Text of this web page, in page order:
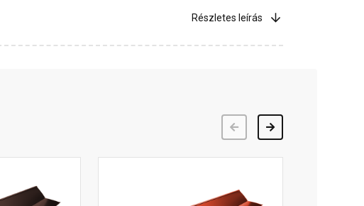
Részletes leírás